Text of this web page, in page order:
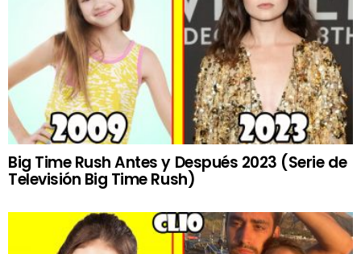
Big Time Rush Antes y Después 2023 (Serie de
Televisión Big Time Rush)